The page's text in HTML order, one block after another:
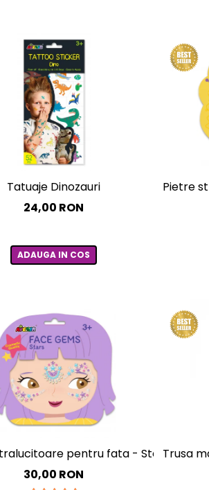
Tatuaje Dinozauri
24,00 RON
ADAUGA IN COS
Pietre
pentru fata - Stele
30,00 RON
Trusa